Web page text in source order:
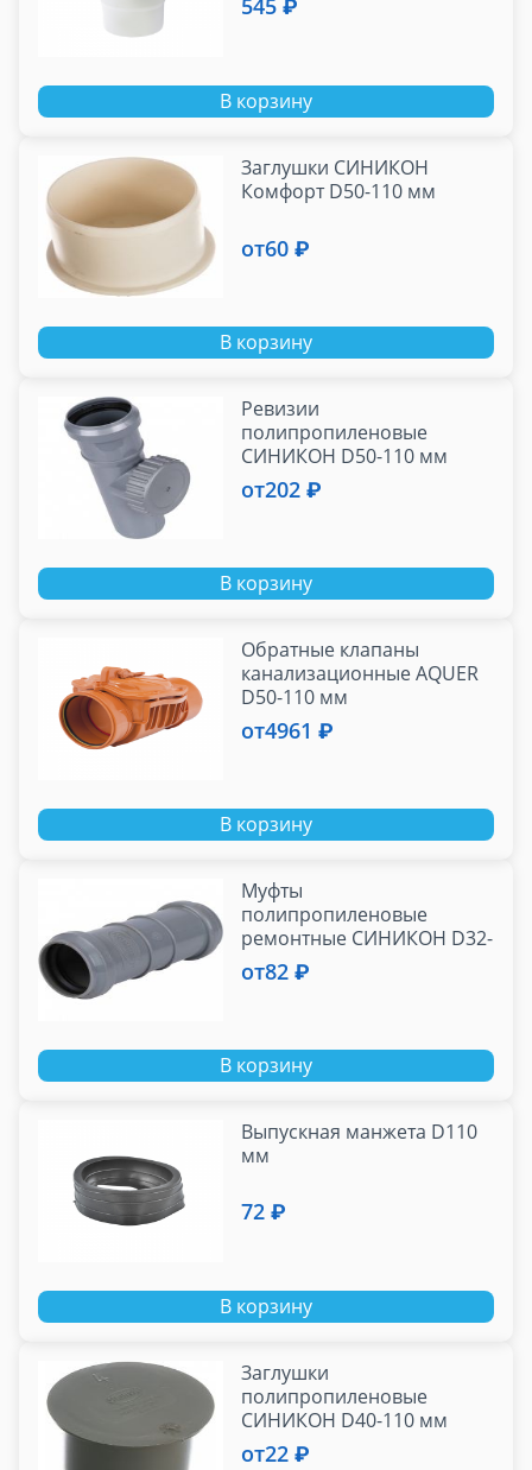
545 ₽
В корзину
Заглушки СИНИКОН
Комфорт D50-110 мм
от60 ₽
В корзину
Ревизии
полипропиленовые
СИНИКОН D50-110 мм
от202 ₽
В корзину
Обратные клапаны
канализационные AQUER
D50-110 мм
от4961 ₽
В корзину
Муфты
полипропиленовые
ремонтные СИНИКОН D32-
110 мм
от82 ₽
В корзину
Выпускная манжета D110
мм
72 ₽
В корзину
Заглушки
полипропиленовые
СИНИКОН D40-110 мм
от22 ₽